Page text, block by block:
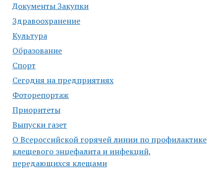
Документы Закупки
Здравоохранение
Культура
Образование
Спорт
Сегодня на предприятиях
Фоторепортаж
Приоритеты
Выпуски газет
О Всероссийской горячей линии по профилактике
клещевого энцефалита и инфекций,
передающихся клещами